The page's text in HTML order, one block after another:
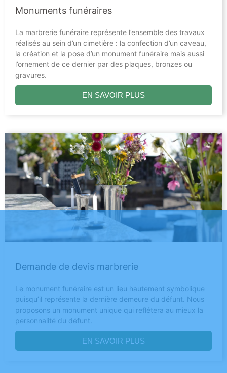
Monuments funéraires
La marbrerie funéraire représente l’ensemble des travaux
réalisés au sein d’un cimetière : la confection d’un caveau,
la création et la pose d’un monument funéraire mais aussi
l’ornement de ce dernier par des plaques, bronzes ou
gravures.
EN SAVOIR PLUS
Demande de devis marbrerie
Le monument funéraire est un lieu hautement symbolique
puisqu’il représente la dernière demeure du défunt. Nous
proposons un monument unique qui reflétera au mieux la
personnalité du défunt.
EN SAVOIR PLUS